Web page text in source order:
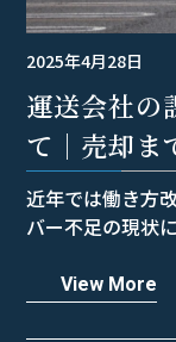
2025年4月28日
運送会社
て｜売却ま
近年では働き方
バー不足の現状
View More